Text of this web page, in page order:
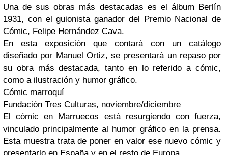
Una de sus obras más destacadas es el álbum Berlín
1931, con el guionista ganador del Premio Nacional de
Cómic, Felipe Hernández Cava.
En esta exposición que contará con un catálogo
diseñado por Manuel Ortiz, se presentará un repaso por
su obra más destacada, tanto en lo referido a cómic,
como a ilustración y humor gráfico.
Cómic marroquí
Fundación Tres Culturas, noviembre/diciembre
El cómic en Marruecos está resurgiendo con fuerza,
vinculado principalmente al humor gráfico en la prensa.
Esta muestra trata de poner en valor ese nuevo cómic y